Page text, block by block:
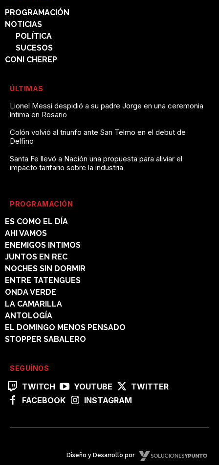
PROGRAMACIÓN
NOTICIAS
POLÍTICA
SUCESOS
CONI CHEREP
ÚLTIMAS
Lionel Messi despidió a su padre Jorge en una ceremonia
íntima en Rosario
Colón volvió al triunfo ante San Telmo en el debut de
Delfino
Santa Fe llevó a Nación una propuesta para aliviar el
impacto tarifario sobre la industria
PROGRAMACIÓN
ES COMO EL DÍA
AHI VAMOS
ENEMIGOS INTIMOS
JUNTOS EN REC
NOCHES SIN DORMIR
ENTRE TATENGUES
ONDA VERDE
LA CAMARILLA
ANTOLOGÍA
EL DOMINGO MENOS PENSADO
STOPPER SABALERO
SEGUÍNOS
TWITCH YOUTUBE
TWITTER
FACEBOOK
INSTAGRAM
Diseño y Desarrollo por